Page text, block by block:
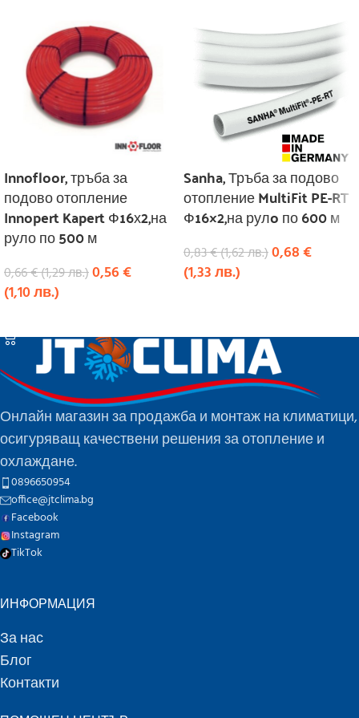
Innofloor, тръба за
подово отопление
Innopert Kapert Ф16х2,на
руло по 500 м
0,66€(1,29лв.)0,56€
(1,10лв.)
Sanha, Тръба за подово
отопление MultiFit PE-RT
Ф16×2,на рулo по 600 м
0,83€(1,62лв.)0,68€
(1,33лв.)
Онлайн магазин за продажба и монтаж на климатици,
осигуряващ качествени решения за отопление и
охлаждане.
0896650954
office@jtclima.bg
Facebook
Instagram
TikTok
ИНФОРМАЦИЯ
За нас
Блог
Контакти